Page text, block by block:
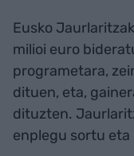
Eusko
milioi euro
programetara,
dituen, eta,
dituzten.
enplegu sortu eta